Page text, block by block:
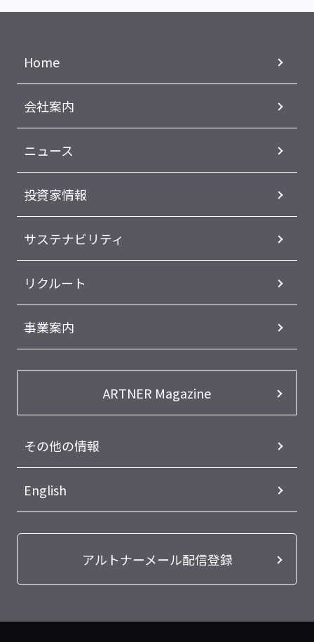
Home
会社案内
ニュース
投資家情報
サステナビリティ
リクルート
事業案内
ARTNER Magazine
その他の情報
English
アルトナーメール配信登録